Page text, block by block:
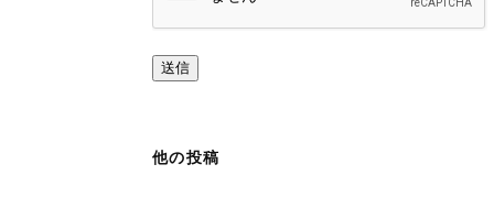
他の投稿